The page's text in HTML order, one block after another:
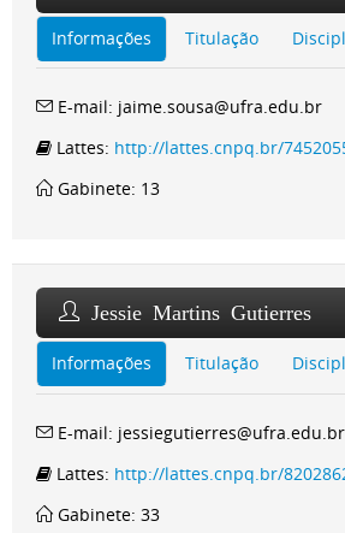
Informações Titulação
E-mail: jaime.sousa@ufra.edu.br
Lattes: http://lattes.cnpq.br/
Gabinete: 13
Jessie Martins Gutierres
Informações Titulação
E-mail: jessiegutierres@ufra.edu.br
Lattes: http://lattes.cnpq.br/
Gabinete: 33